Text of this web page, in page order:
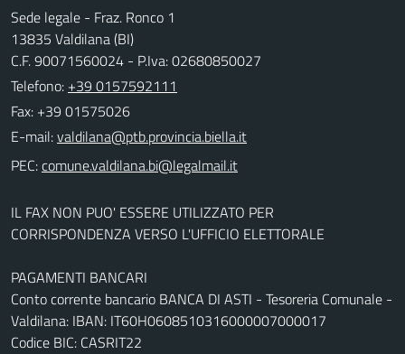
Sede legale - Fraz. Ronco 1
13835 Valdilana (BI)
C.F. 90071560024 - P.Iva: 02680850027
Telefono: +39 0157592111
Fax: +39 01575026
E-mail:
PEC:
IL FAX NON PUO' ESSERE UTILIZZATO PER
CORRISPONDENZA VERSO L'UFFICIO ELETTORALE
PAGAMENTI BANCARI
Conto corrente bancario BANCA DI ASTI - Tesoreria Comunale -
Valdilana: IBAN: IT60H0608510316000007000017
Codice BIC: CASRIT22